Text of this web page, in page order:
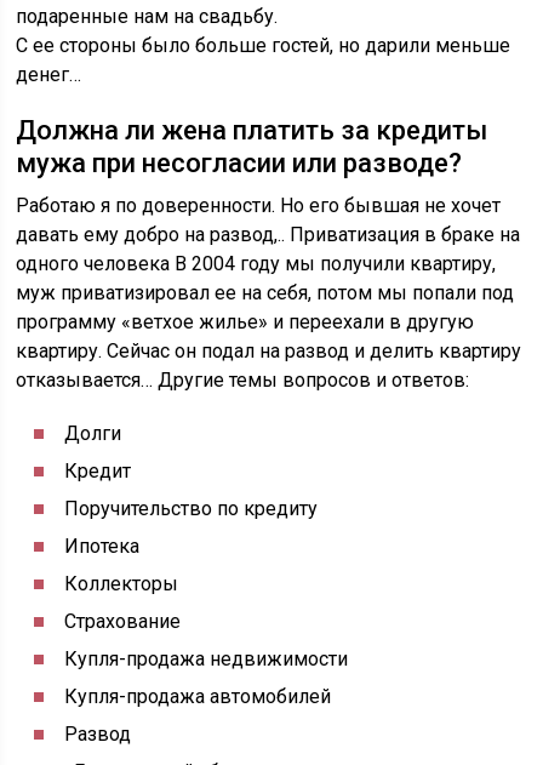
подаренные нам на свадьбу.
С ее стороны было больше гостей, но дарили меньше
денег…
Должна ли жена платить за кредиты
мужа при несогласии или разводе?
Работаю я по доверенности. Но его бывшая не хочет
давать ему добро на развод,.. Приватизация в браке на
одного человека В 2004 году мы получили квартиру,
муж приватизировал ее на себя, потом мы попали под
программу «ветхое жилье» и переехали в другую
квартиру. Сейчас он подал на развод и делить квартиру
отказывается… Другие темы вопросов и ответов:
Долги
Кредит
Поручительство по кредиту
Ипотека
Коллекторы
Страхование
Купля-продажа недвижимости
Купля-продажа автомобилей
Развод